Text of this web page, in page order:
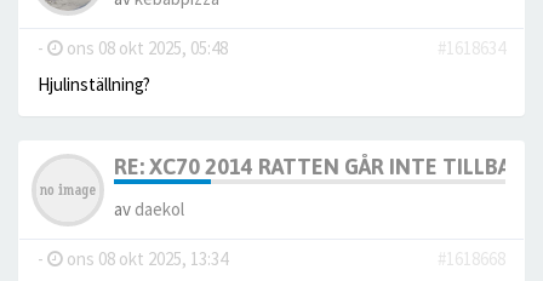
- ons 08 okt 2025, 05:48
#1618634
Hjulinställning?
RE: XC70 2014 RATTEN GÅR INTE TILLBAKA
av daekol
- ons 08 okt 2025, 13:34
#1618668